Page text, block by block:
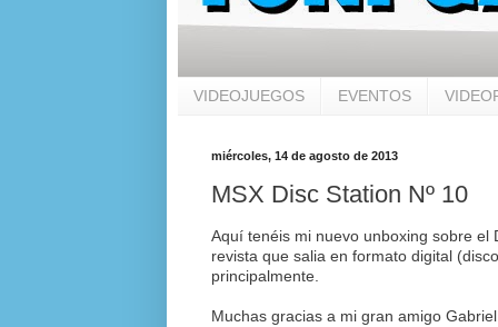
VIDEOJUEGOS EVENTOS
miércoles, 14 de agosto de 2013
MSX Disc Station Nº 10
Aquí tenéis mi nuevo unboxing sobre el
revista que salia en formato digital
principalmente.
Muchas gracias a mi gran amigo